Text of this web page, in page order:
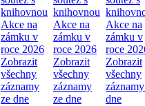
knihovnou
Akce na
zámku v
roce 2026
Zobrazit
všechny
záznamy
ze dne
knihovnou
Akce na
zámku v
roce 2026
Zobrazit
všechny
záznamy
ze dne
Akce na
zámku v
roce
Zobrazit
všechny
dne